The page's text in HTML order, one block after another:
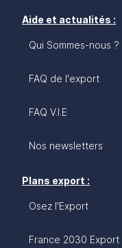
Aide et actualités :
Qui Sommes-nous ?
FAQ de l'export
FAQ V.I.E
Nos newsletters
Plans export :
Osez l'Export
France 2030 Export